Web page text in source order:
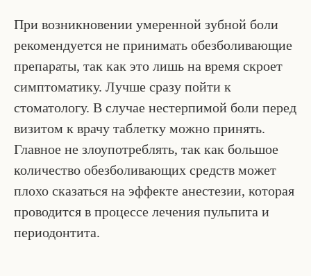
При возникновении умеренной зубной боли
рекомендуется не принимать обезболивающие
препараты, так как это лишь на время скроет
симптоматику. Лучше сразу пойти к
стоматологу. В случае нестерпимой боли перед
визитом к врачу таблетку можно принять.
Главное не злоупотреблять, так как большое
количество обезболивающих средств может
плохо сказаться на эффекте анестезии, которая
проводится в процессе лечения пульпита и
периодонтита.